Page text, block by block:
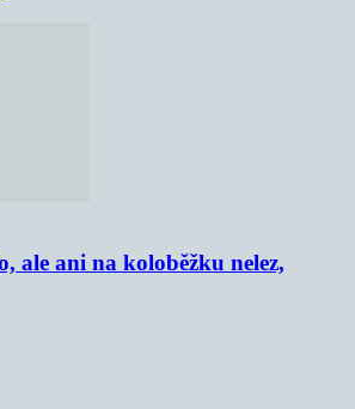
ale ani na koloběžku nelez,